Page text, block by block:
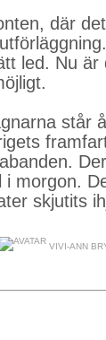
där
led. Nu
står
i morgon.
skjutits
VIVI-ANN